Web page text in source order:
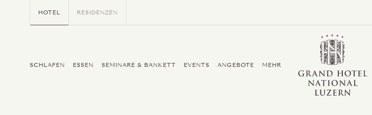
HOTEL RESIDENZEN
SCHLAFEN ESSEN SEMINARE & BANKETT EVENTS ANGEBOTE MEHR
Grand Hotel / Residence National Luzern